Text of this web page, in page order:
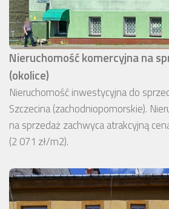
Nieruchomość komercyjna na
(okolice)
Nieruchomość inwestycyjna do
Szczecina (zachodniopomorskie).
na sprzedaż zachwyca atrakcyjną
(2 071 zł/m2).